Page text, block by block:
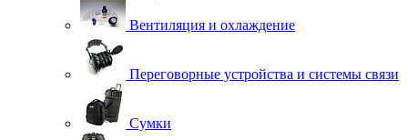
Вентиляция и охлаждение
Переговорные устройства и системы связи
Сумки